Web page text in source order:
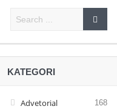
KATEGORI
Advetorial 168